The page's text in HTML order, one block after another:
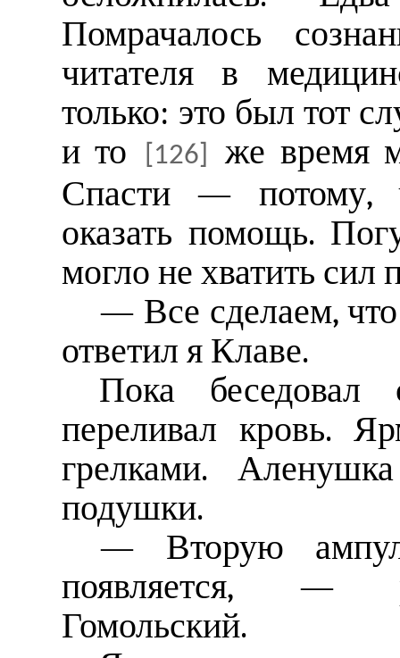
Помрачалось
читателя в
только: это был тот
и то
[126]
же время
Спасти — потому,
оказать помощь.
могло не хватить сил
— Все сделаем,
ответил я Клаве.
Пока беседовал
переливал кровь.
грелками.
подушки.
— Вторую
появляется, —
Гомольский.